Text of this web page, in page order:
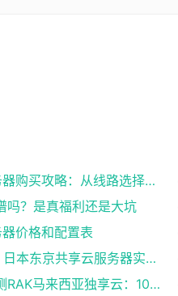
2025美国CN2云服务器购买攻略：从线路选择到实操最全指南
吗？是真福利还是大坑
价格和配置表
企业级稳定+平民价！日本东京共享云服务器实测：CentOS 7.9系统+资源隔离，稳定性达99.99%
跨境直播不卡顿！实测RAK马来西亚独享云：1080P推流稳定，首月6折优惠中